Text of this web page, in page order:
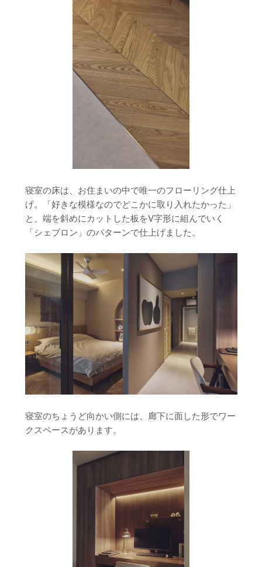
寝室の床は、お住まいの中で唯一のフローリング仕上
げ。「好きな模様なのでどこかに取り入れたかった」
と、端を斜めにカットした板をV字形に組んでいく
「シェブロン」のパターンで仕上げました。
寝室のちょうど向かい側には、廊下に面した形でワー
クスペースがあります。